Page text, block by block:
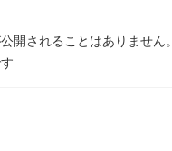
開されることはありません。